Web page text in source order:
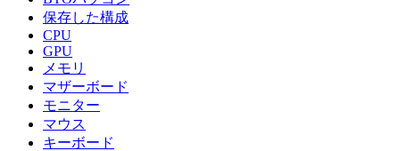
保存した構成
CPU
GPU
メモリ
マザーボード
モニター
マウス
キーボード